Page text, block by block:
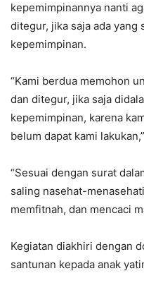
kepemimpinannya nanti
ditegur, jika saja ada yang
kepemimpinan.
“Kami berdua memohon
dan ditegur, jika saja
kepemimpinan, karena
belum dapat kami
“Sesuai dengan surat
saling nasehat-
memfitnah, dan mencaci
Kegiatan diakhiri dengan
santunan kepada anak